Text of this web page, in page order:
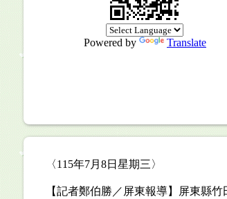
Powered by Translate
〈115年7月8日星期三〉
【記者鄭伯勝／屏東報導】屏東縣